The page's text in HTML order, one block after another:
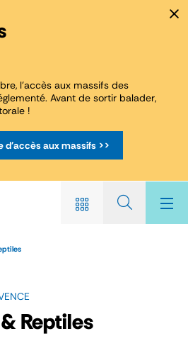
l'accès aux massifs des
Avant de sortir balader,
!
d'accès aux massifs >>
Reptiles